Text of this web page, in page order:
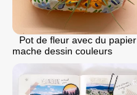
Pot de fleur avec du papier
mache dessin couleurs